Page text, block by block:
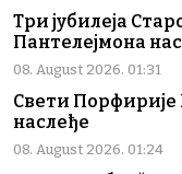
Три јубилеја
Пантелејмона
08. August 2026. 01:31
Свети
наслеђе
08. August 2026. 01:24